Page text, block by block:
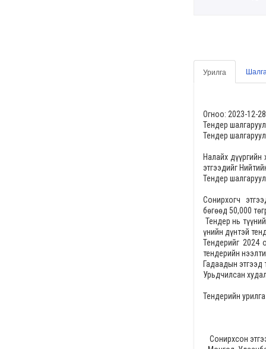
Урилга
Огноо: 2023-12-28
Тендер
Тендер
Налайх
этгээдийг
Тендер
Сонирхогч
бөгөөд 50,000
Тендер нь
үнийн дүнтэй
Тендерийг 2024
тендерийн
Гадаадын этгээд
Урьдчилсан
Тендерийн
Сонирхсон